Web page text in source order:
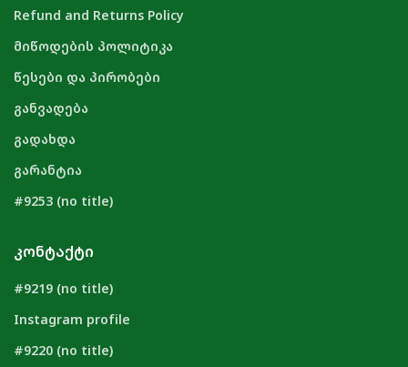
Refund and Returns Policy
მიწოდების პოლიტიკა
წესები და პირობები
განვადება
გადახდა
გარანტია
#9253 (no title)
ᲙᲝᲜᲢᲐᲥᲢᲘ
#9219 (no title)
Instagram profile
#9220 (no title)